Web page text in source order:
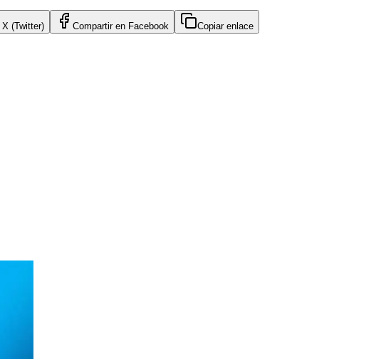
X (Twitter) Compartir en Facebook Copiar enlace